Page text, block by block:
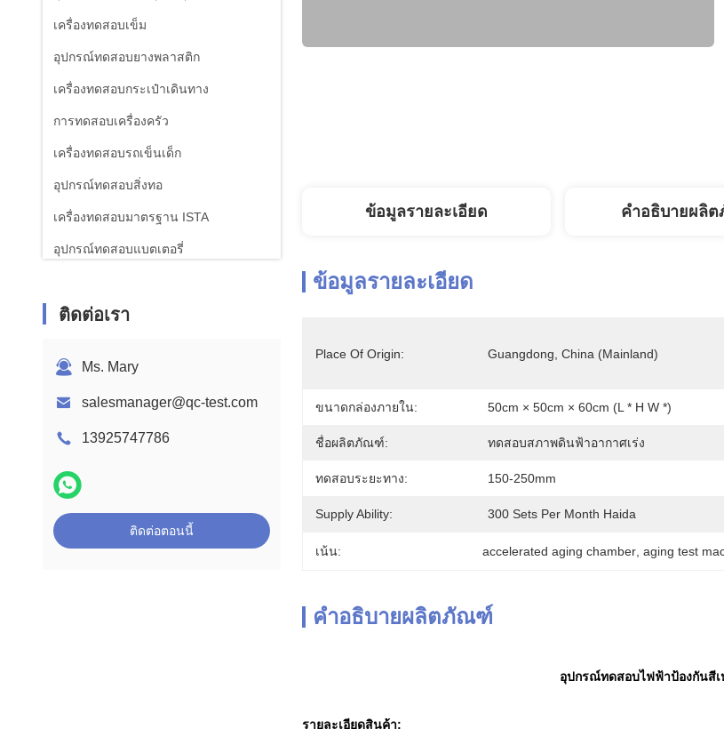
เครื่องทดสอบเข็ม
อุปกรณ์ทดสอบยางพลาสติก
เครื่องทดสอบกระเป๋าเดินทาง
การทดสอบเครื่องครัว
เครื่องทดสอบรถเข็นเด็ก
อุปกรณ์ทดสอบสิ่งทอ
เครื่องทดสอบมาตรฐาน ISTA
อุปกรณ์ทดสอบแบตเตอรี่
อุปกรณ์ทดสอบความเผาไหม้
ติดต่อเรา
Ms. Mary
salesmanager@qc-test.com
13925747786
ติดต่อตอนนี้
ข้อมูลรายละเอียด คำอธิบายผลิ
ข้อมูลรายละเอียด
Place Of Origin: Guangdong, China (Mainland)
ขนาดกล่องภายใน: 50cm × 50cm × 60cm (L * H W *)
ชื่อผลิตภัณฑ์: ทดสอบสภาพดินฟ้าอากาศเร่ง
ทดสอบระยะทาง: 150-250mm
Supply Ability: 300 Sets Per Month Haida
เน้น: accelerated aging chamber , aging test
คำอธิบายผลิตภัณฑ์
อุปกรณ์ทดสอบไฟฟ้าป้องกันสี
รายละเอียดสินค้า: